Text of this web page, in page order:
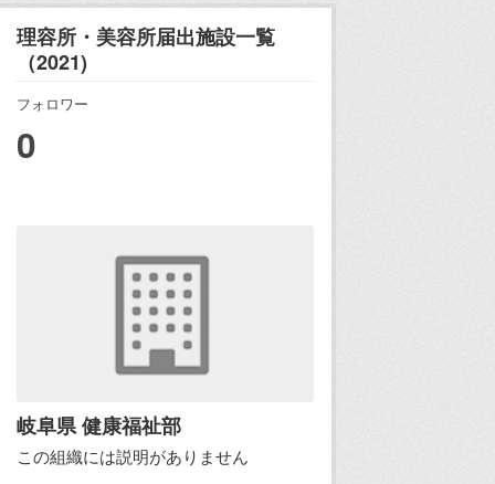
理容所・美容所届出施設一覧
（2021)
フォロワー
0
岐阜県 健康福祉部
この組織には説明がありません